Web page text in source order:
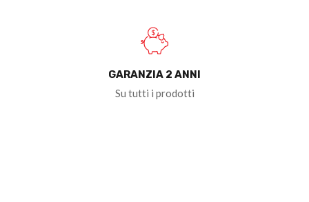
GARANZIA 2 ANNI
Su tutti i prodotti